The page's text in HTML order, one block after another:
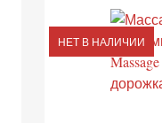
НЕТ В НАЛИЧИИ